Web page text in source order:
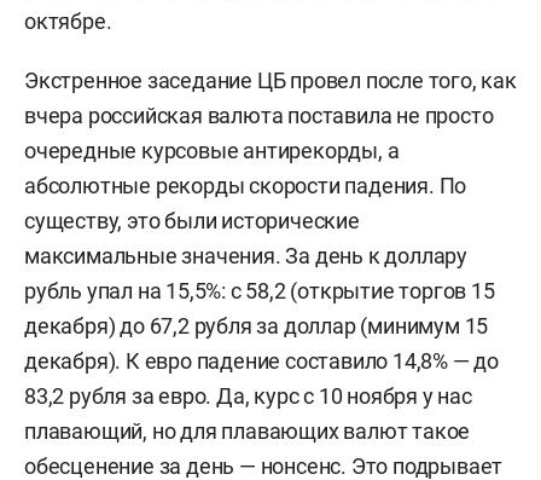
октябре.
Экстренное заседание ЦБ провел после того, как
вчера российская валюта поставила не просто
очередные курсовые антирекорды, а
абсолютные рекорды скорости падения. По
существу, это были исторические
максимальные значения. За день к доллару
рубль упал на 15,5%: с 58,2 (открытие торгов 15
декабря) до 67,2 рубля за доллар (минимум 15
декабря). К евро падение составило 14,8% — до
83,2 рубля за евро. Да, курс с 10 ноября у нас
плавающий, но для плавающих валют такое
обесценение за день — нонсенс. Это подрывает